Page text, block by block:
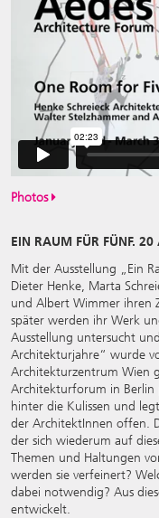
Photos
EIN RAUM FÜR FÜNF. 20
Mit der Ausstellung „Ein
Dieter Henke, Marta
und Albert Wimmer ihren
später werden ihr Werk
Ausstellung untersucht
Architekturjahre“ wurde
Architekturzentrum Wien
Architekturforum in Berlin
hinter die Kulissen und
der ArchitektInnen offen.
der sich wiederum auf
Themen und Haltungen
werden sie verfeinert?
dabei notwendig? Aus
entwickelt.